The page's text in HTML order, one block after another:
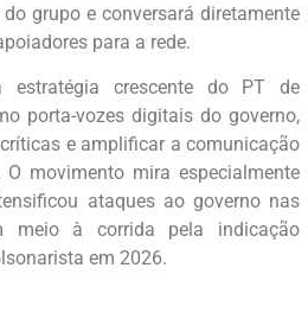
grupo e conversará diretamente
para a rede.
estratégia crescente do PT de
porta-vozes digitais do governo,
e amplificar a comunicação
movimento mira especialmente
ataques ao governo nas
meio à corrida pela indicação
em 2026.